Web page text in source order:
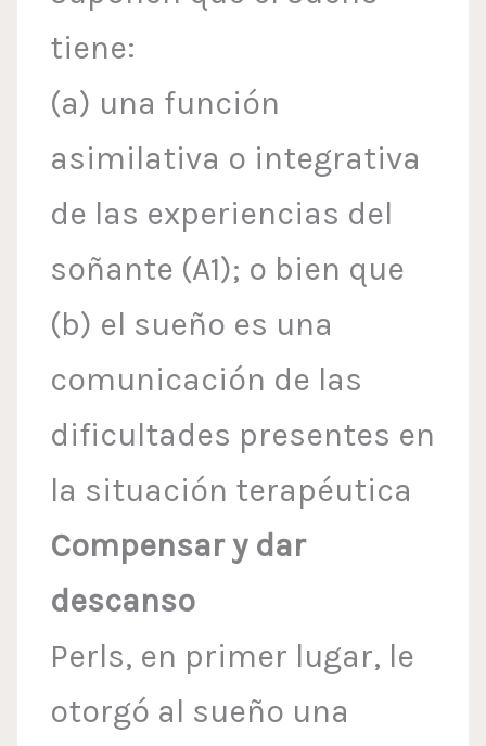
tiene:
(a) una función
asimilativa o integrativa
de las experiencias del
soñante (A1); o bien que
(b) el sueño es una
comunicación de las
dificultades presentes en
la situación terapéutica
Compensar y dar
descanso
Perls, en primer lugar, le
otorgó al sueño una